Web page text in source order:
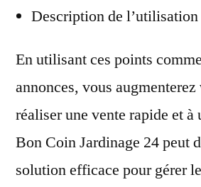
Description de l’utilisation
En utilisant ces points
annonces, vous augmenterez
réaliser une vente rapide et
Bon Coin Jardinage 24 peut
solution efficace pour gérer